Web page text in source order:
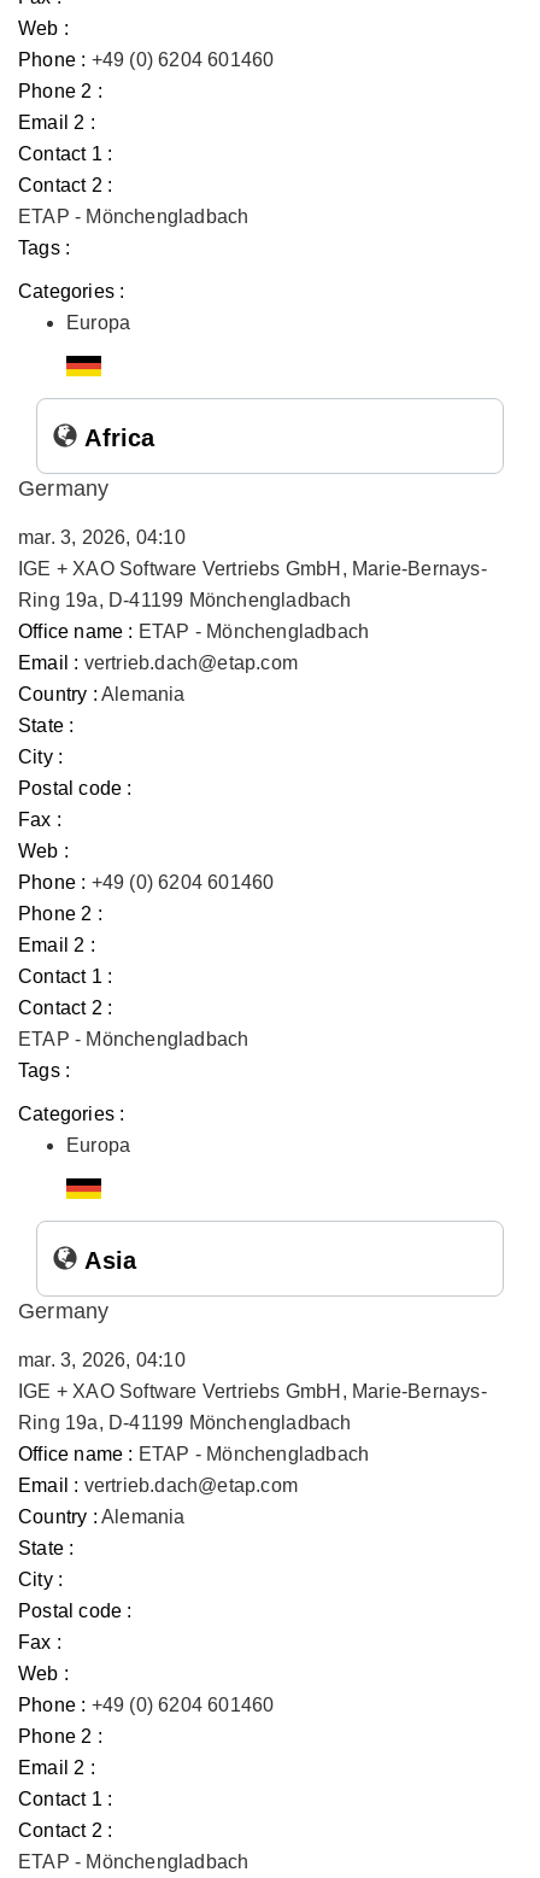
Web :
Phone : +49 (0) 6204 601460
Phone 2 :
Email 2 :
Contact 1 :
Contact 2 :
ETAP - Mönchengladbach
Tags :
Categories :
Europa
Africa
Germany
mar. 3, 2026, 04:10
IGE + XAO Software Vertriebs GmbH, Marie-Bernays-
Ring 19a, D-41199 Mönchengladbach
Office name : ETAP - Mönchengladbach
Email : vertrieb.dach@etap.com
Country : Alemania
State :
City :
Postal code :
Fax :
Web :
Phone : +49 (0) 6204 601460
Phone 2 :
Email 2 :
Contact 1 :
Contact 2 :
ETAP - Mönchengladbach
Tags :
Categories :
Europa
Asia
Germany
mar. 3, 2026, 04:10
IGE + XAO Software Vertriebs GmbH, Marie-Bernays-
Ring 19a, D-41199 Mönchengladbach
Office name : ETAP - Mönchengladbach
Email : vertrieb.dach@etap.com
Country : Alemania
State :
City :
Postal code :
Fax :
Web :
Phone : +49 (0) 6204 601460
Phone 2 :
Email 2 :
Contact 1 :
Contact 2 :
ETAP - Mönchengladbach